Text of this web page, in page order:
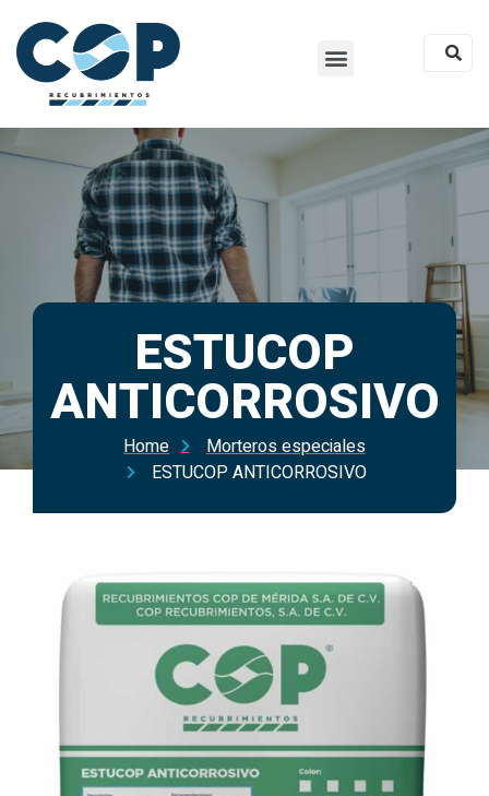
ESTUCOP
ANTICORROSIVO
Home
Morteros especiales
ESTUCOP ANTICORROSIVO